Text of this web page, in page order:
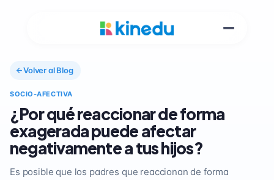
Volver al Blog
SOCIO-AFECTIVA
¿Por qué reaccionar de forma
exagerada puede afectar
negativamente a tus hijos?
Es posible que los padres que reaccionan de forma